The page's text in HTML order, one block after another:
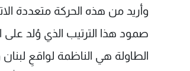
وأريد من هذه الحركة متعددة
صمود هذا الترتيب الذي وُلد
الطاولة هي الناظمة لواقعِ